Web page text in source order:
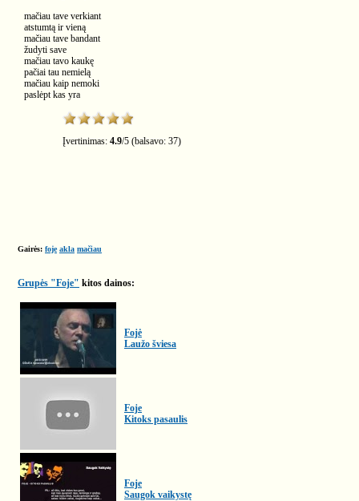
mačiau tave verkiant
atstumtą ir vieną
mačiau tave bandant
žudyti save
mačiau tavo kaukę
pačiai tau nemielą
mačiau kaip nemoki
paslėpt kas yra
Įvertinimas: 4.9/5 (balsavo: 37)
Gairės: foje akla mačiau
Grupės "Foje" kitos dainos:
Fojė
Laužo šviesa
Foje
Kitoks pasaulis
Foje
Saugok vaikystę